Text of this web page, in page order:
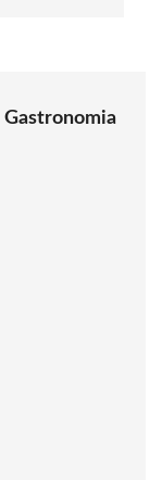
Gastronomia